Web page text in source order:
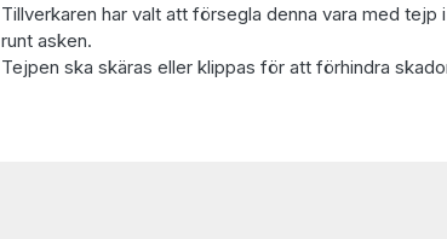
Tillverkaren har valt att försegla denna vara med tejp
runt asken.
Tejpen ska skäras eller klippas för att förhindra